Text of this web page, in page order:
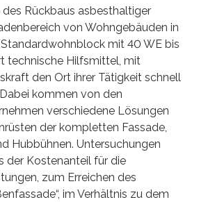
Rückbaus asbesthaltiger
von Wohngebäuden in
mit 40 WE bis
technische Hilfsmittel, mit
den Ort ihrer Tätigkeit schnell
kommen von den
verschiedene Lösungen
der kompletten Fassade,
Hubbühnen. Untersuchungen
der Kostenanteil für die
zum Erreichen des
im Verhältnis zu dem